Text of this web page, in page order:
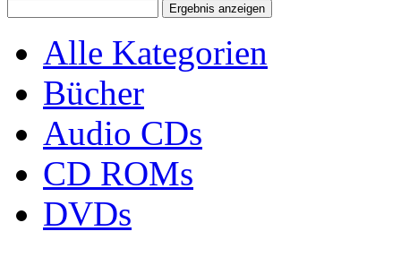
Alle Kategorien
Bücher
Audio CDs
CD ROMs
DVDs